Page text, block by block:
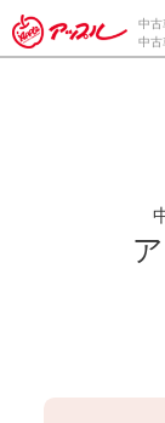
/*ABテスト_新規中古
中古